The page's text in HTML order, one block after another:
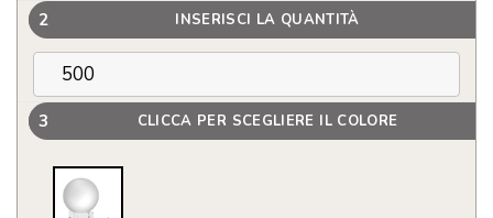
2 INSERISCI LA QUANTITÀ
3 CLICCA PER SCEGLIERE IL COLORE